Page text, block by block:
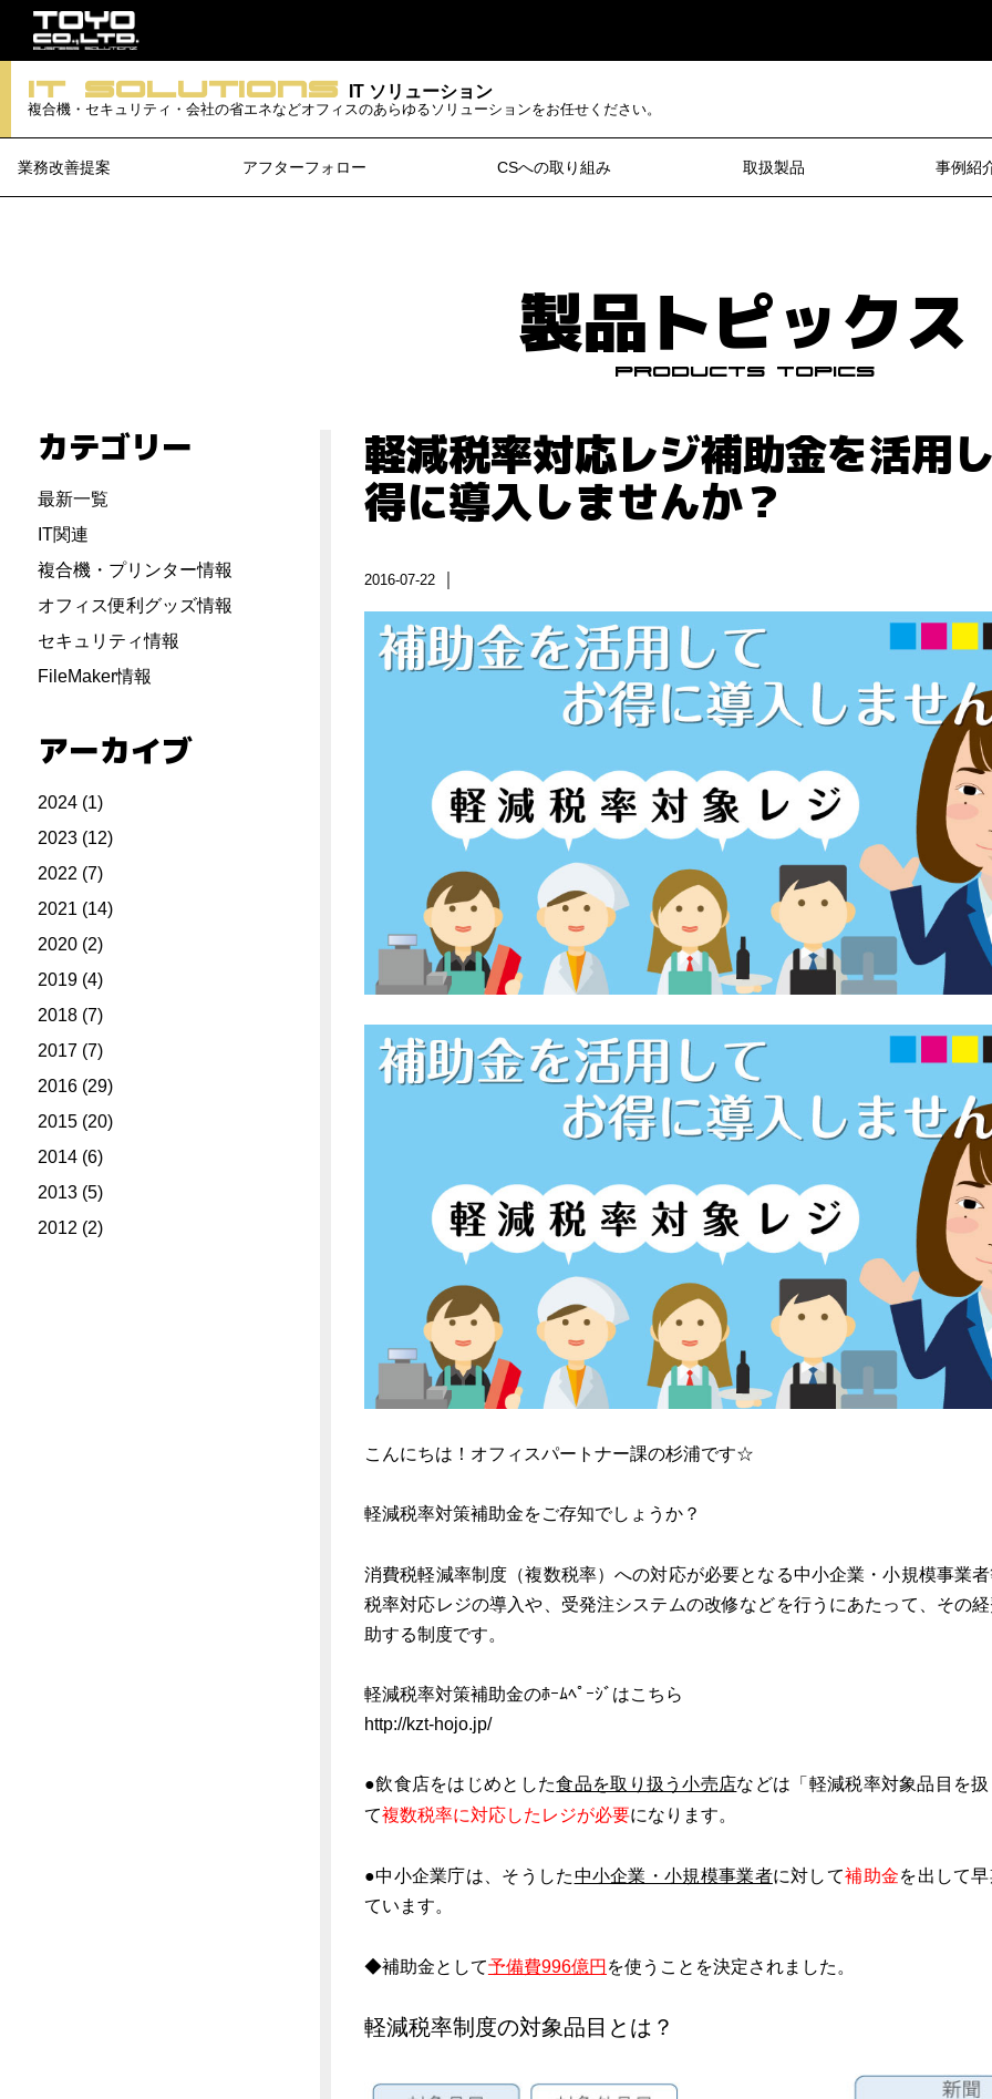
iT Solutions IT ソリューション
複合機・セキュリティ・会社の省エネなどオフィスのあらゆるソリューションをお任せください。
業務改善提案 アフターフォロー CSへの取り組み 取扱製品 事例紹
製品トピックス
Products Topics
カテゴリー
最新一覧
IT関連
複合機・プリンター情報
オフィス便利グッズ情報
セキュリティ情報
FileMaker情報
アーカイブ
2024(1)
2023(12)
2022 (7)
2021 (14)
2020(2)
2019(4)
2018(7)
2017(7)
2016(29)
2015(20)
2014(6)
2013(5)
2012 (2)
軽減税率対応レジ補助金を活用
得に導入しませんか？
2016-07-22｜
こんにちは！オフィスパートナー課の杉浦です☆
軽減税率対策補助金をご存知でしょうか？
消費税軽減率制度（複数税率）への対応が必要となる中小企業・小規模事業
税率対応レジの導入や、受発注システムの改修などを行うにあたって、その
助する制度です。
軽減税率対策補助金のﾎｰﾑﾍﾟｰｼﾞはこちら
http://kzt-hojo.jp/
●飲食店をはじめとした食品を取り扱う小売店などは「軽減税率対象品目を
て複数税率に対応したレジが必要になります。
●中小企業庁は、そうした中小企業・小規模事業者に対して補助金を出して
ています。
◆補助金として予備費996億円 を使うことを決定されました。
軽減税率制度の対象品目とは？